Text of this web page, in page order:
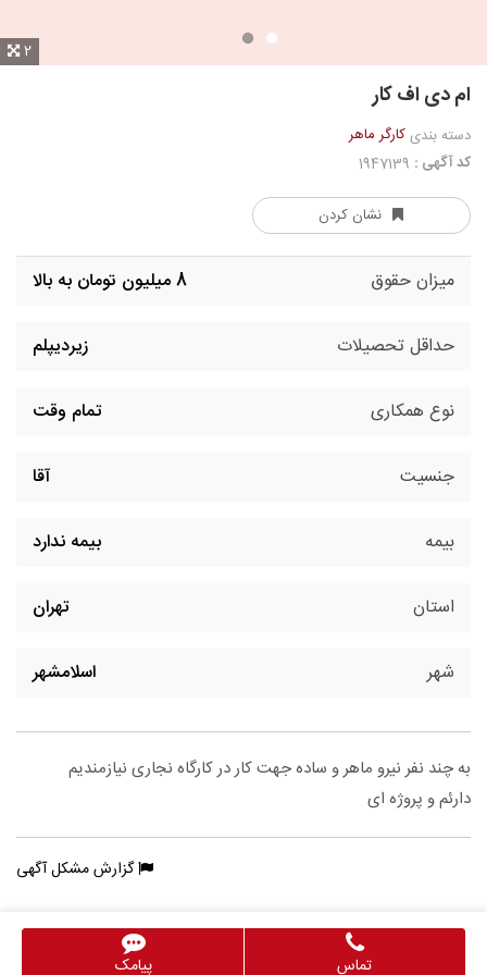
2
ام دی اف کار
دسته بندیکارگر ماهر
کد آگهی :
نشان کردن
میزان حقوق 8 میلیون تومان به بالا
حداقل تحصیلات زیردیپلم
نوع همکاری تمام وقت
جنسیت آقا
بیمه بیمه ندارد
استان تهران
شهر اسلامشهر
به چند نفر نیرو ماهر و ساده جهت کار در کارگاه نجاری نیازمندیم
دارئم و پروژه ای
گزارش مشکل آگهی
تماس پیامک